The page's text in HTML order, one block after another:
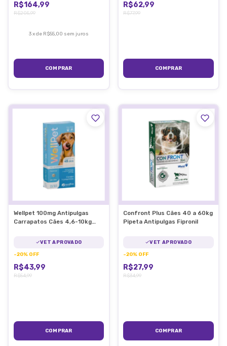
R$164,99
R$205,99
3xde R$55,00 sem juros
R$62,99
R$77,99
Wellpet 100mg Antipulgas
Carrapatos Cães 4,6-10kg
VET APROVADO
-20% OFF
R$43,99
R$54,99
Confront Plus Cães 40 a 60kg
Pipeta Antipulgas Fipronil
VET APROVADO
-20% OFF
R$27,99
R$34,99